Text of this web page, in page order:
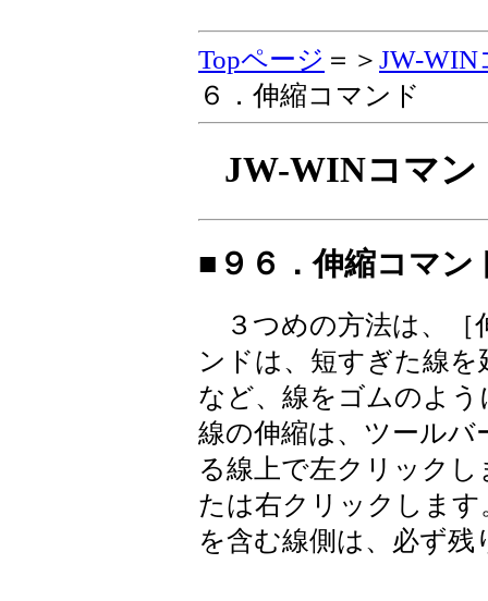
Topページ ＝＞ JW-
６．伸縮コマンド
JW-WINコマ
■９６．伸縮コマン
３つめの方法は、［
ンドは、短すぎた線
など、線をゴムのよ
線の伸縮は、ツールバ
る線上で左クリック
たは右クリックしま
を含む線側は、必ず残